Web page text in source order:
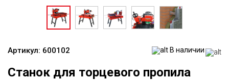
Артикул: 600102 В наличии
Станок для торцевого пропила